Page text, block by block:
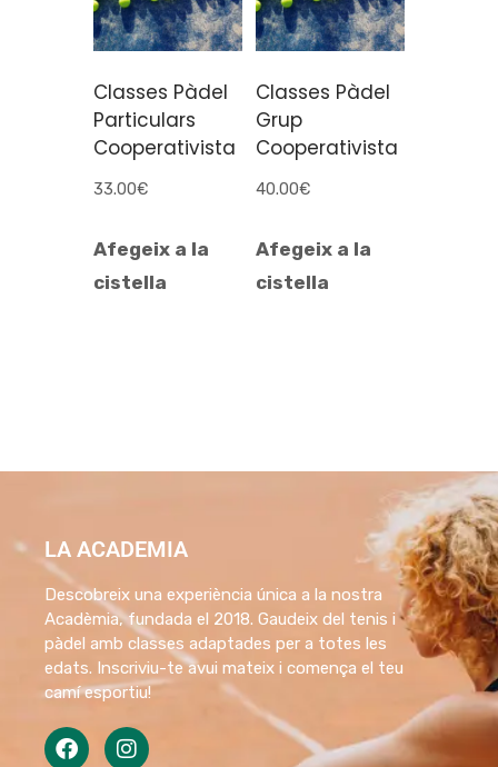
Classes Pàdel
Particulars
Cooperativista
33.00€
Afegeix a la
cistella
Classes Pàdel
Grup
Cooperativista
40.00€
Afegeix a la
cistella
LA ACADEMIA
Descobreix una experiència única a la nostra
Acadèmia, fundada el 2018. Gaudeix del tenis i
pàdel amb classes adaptades per a totes les
edats. Inscriviu-te avui mateix i comença el teu
camí esportiu!